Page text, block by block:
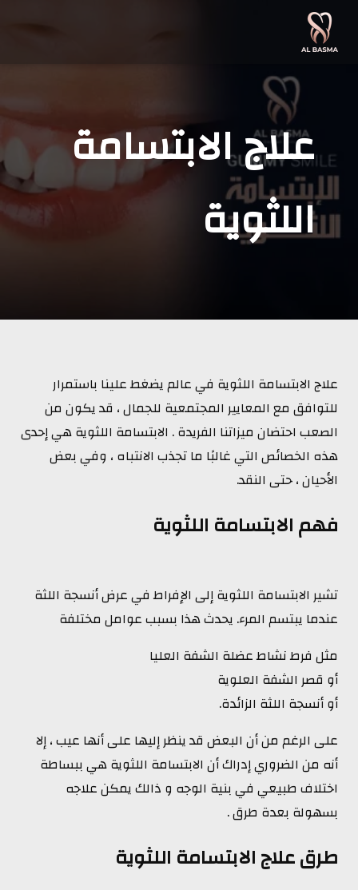
علاج الابتسامة
اللثوية
علاج الابتسامة اللثوية في عالم يضغط علينا باستمرار
للتوافق مع المعايير المجتمعية للجمال ، قد يكون من
الصعب احتضان ميزاتنا الفريدة . الابتسامة اللثوية هي إحدى
هذه الخصائص التي غالبًا ما تجذب الانتباه ، وفي بعض
الأحيان ، حتى النقد.
فهم الابتسامة اللثوية
تشير الابتسامة اللثوية إلى الإفراط في عرض أنسجة اللثة
عندما يبتسم المرء. يحدث هذا بسبب عوامل مختلفة
مثل فرط نشاط عضلة الشفة العليا
أو قصر الشفة العلوية
أو أنسجة اللثة الزائدة.
على الرغم من أن البعض قد ينظر إليها على أنها عيب ، إلا
أنه من الضروري إدراك أن الابتسامة اللثوية هي ببساطة
اختلاف طبيعي في بنية الوجه و ذالك يمكن علاجه
بسهولة بعدة طرق .
طرق علاج الابتسامة اللثوية